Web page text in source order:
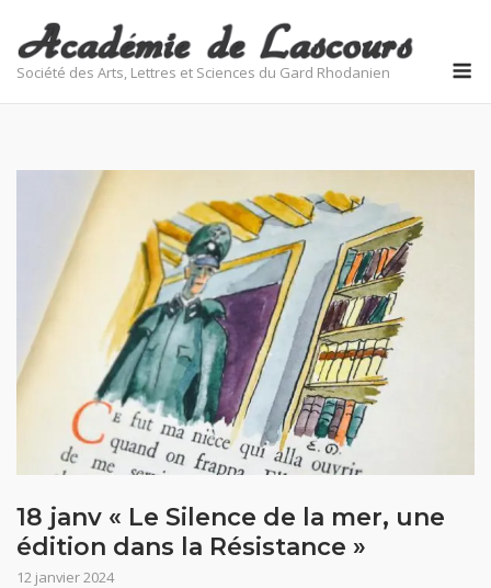
content
Société des Arts, Lettres et Sciences du Gard Rhodanien
18 janv « Le Silence de la mer, une
édition dans la Résistance »
12 janvier 2024